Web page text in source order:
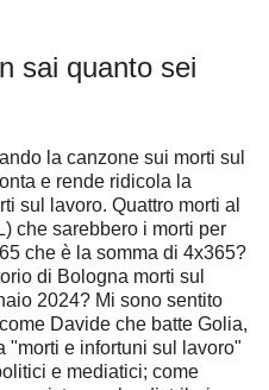
sai quanto sei
la canzone sui morti sul
e rende ridicola la
sul lavoro. Quattro morti al
che sarebbero i morti per
che è la somma di 4x365?
di Bologna morti sul
2024? Mi sono sentito
Davide che batte Golia,
"morti e infortuni sul lavoro"
e mediatici; come